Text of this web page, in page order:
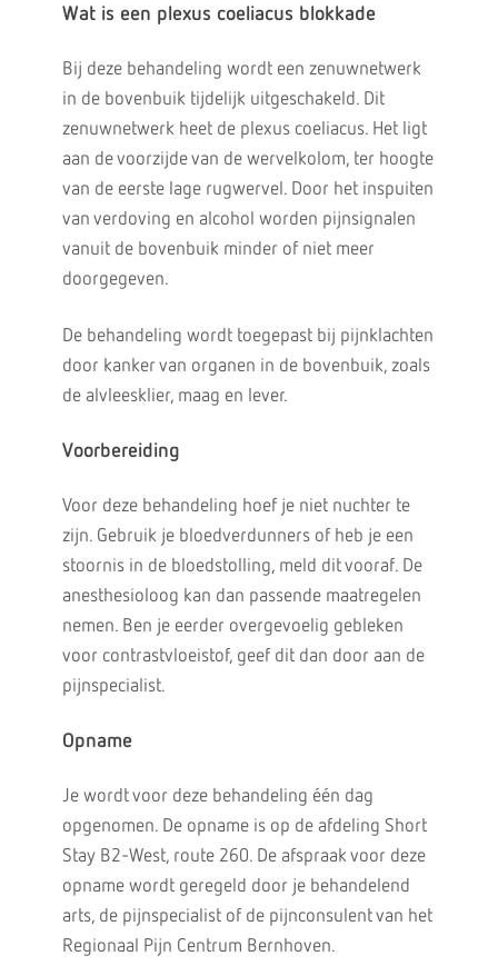
Wat is een plexus coeliacus blokkade
Bij deze behandeling wordt een zenuwnetwerk
in de bovenbuik tijdelijk uitgeschakeld. Dit
zenuwnetwerk heet de plexus coeliacus. Het ligt
aan de voorzijde van de wervelkolom, ter hoogte
van de eerste lage rugwervel. Door het inspuiten
van verdoving en alcohol worden pijnsignalen
vanuit de bovenbuik minder of niet meer
doorgegeven.
De behandeling wordt toegepast bij pijnklachten
door kanker van organen in de bovenbuik, zoals
de alvleesklier, maag en lever.
Voorbereiding
Voor deze behandeling hoef je niet nuchter te
zijn. Gebruik je bloedverdunners of heb je een
stoornis in de bloedstolling, meld dit vooraf. De
anesthesioloog kan dan passende maatregelen
nemen. Ben je eerder overgevoelig gebleken
voor contrastvloeistof, geef dit dan door aan de
pijnspecialist.
Opname
Je wordt voor deze behandeling één dag
opgenomen. De opname is op de afdeling Short
Stay B2-West, route 260. De afspraak voor deze
opname wordt geregeld door je behandelend
arts, de pijnspecialist of de pijnconsulent van het
Regionaal Pijn Centrum Bernhoven.